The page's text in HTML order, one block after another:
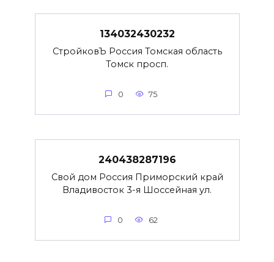
134032430232
СтройковЪ Россия Томская область
Томск просп.
0 75
240438287196
Свой дом Россия Приморский край
Владивосток 3-я Шоссейная ул.
0 62